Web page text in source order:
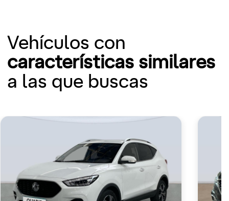
Vehículos con
características similares
a las que buscas